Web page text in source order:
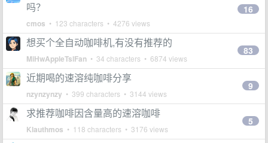
吗？
cmos • 123 characters • 4276 views
16
想买个全自动咖啡机,有没有推荐的
MiHwAppleTslFan • 34 characters • 6874 views
83
近期喝的速溶纯咖啡分享
nzynzynzy • 399 characters • 3144 views
9
求推荐咖啡因含量高的速溶咖啡
Klauthmos • 118 characters • 3176 views
5